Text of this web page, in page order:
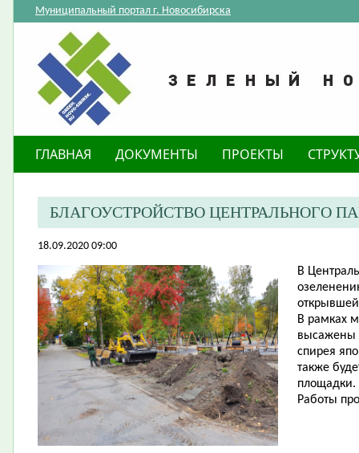
Муниципальный портал г. Новосибирска
ГЛАВНАЯ ДОКУМЕНТЫ ПРОЕКТЫ
​БЛАГОУСТРОЙСТВО ЦЕНТРАЛЬНОГО
18.09.2020 09:00
В
В рамках
высажены
спирея
также
площадки.
Работы